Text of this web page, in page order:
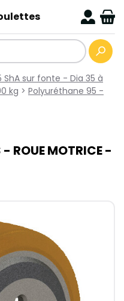
sur fonte - Dia 35 à
kg > Polyuréthane 95 -
ROUE MOTRICE -